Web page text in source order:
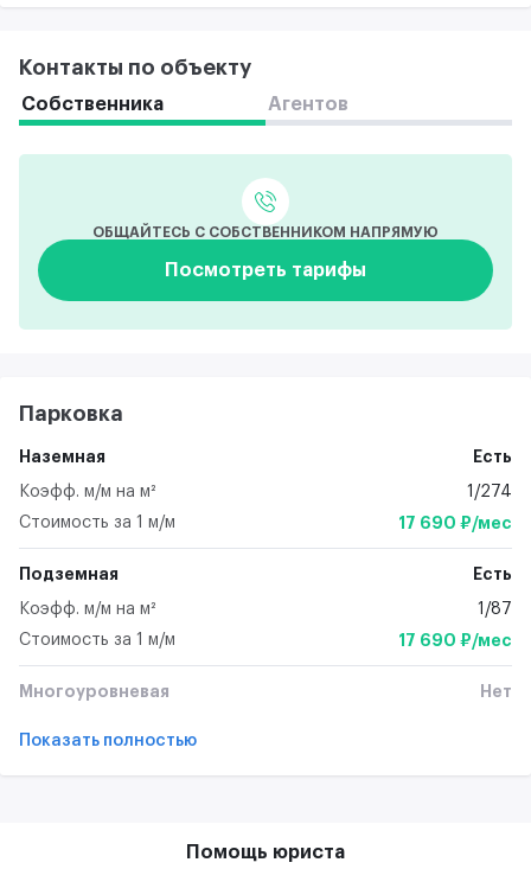
Контакты по объекту
Собственника Агентов
ОБЩАЙТЕСЬ С СОБСТВЕННИКОМ НАПРЯМУЮ
Посмотреть тарифы
Парковка
Наземная Есть
Коэфф. м/м на м²
1/274
Стоимость за 1 м/м
17 690 ₽/мес
Подземная Есть
Коэфф. м/м на м²
1/87
Стоимость за 1 м/м
17 690 ₽/мес
Многоуровневая Нет
Показать полностью
Помощь юриста